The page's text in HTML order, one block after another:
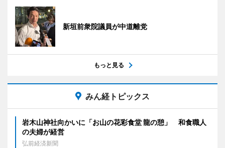
新垣前衆院議員が中道離党
もっと見る
みん経トピックス
岩木山神社向かいに「お山の花彩食堂 龍の憩」 和食職人
の夫婦が経営
弘前経済新聞